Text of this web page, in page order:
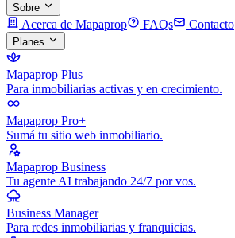
Sobre
Acerca de Mapaprop FAQs Contacto
Planes
Mapaprop Plus
Para inmobiliarias activas y en crecimiento.
Mapaprop Pro+
Sumá tu sitio web inmobiliario.
Mapaprop Business
Tu agente AI trabajando 24/7 por vos.
Business Manager
Para redes inmobiliarias y franquicias.